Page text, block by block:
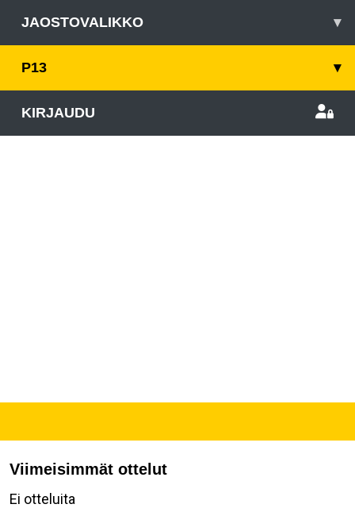
JAOSTOVALIKKO ▾
P13 ▾
KIRJAUDU
Viimeisimmät ottelut
Ei otteluita